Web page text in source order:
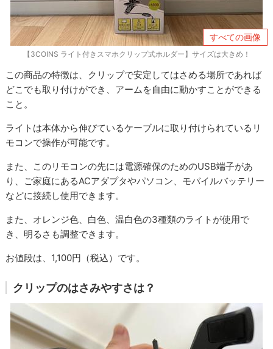
すべての画像
【3COINS ライト付きスマホクリップ式ホルダー】サイズは大きめ！
この商品の特徴は、クリップで安定してはさめる場所であれば
どこでも取り付けができ、アームを自由に動かすことができる
こと。
ライトは本体から伸びているケーブルに取り付けられているリ
モコンで操作が可能です。
また、このリモコンの先には電源確保のためのUSB端子があ
り、ご家庭にあるACアダプタやパソコン、モバイルバッテリー
などに接続し使用できます。
また、オレンジ色、白色、温白色の3種類のライトが使用で
き、明るさも調整できます。
お値段は、1,100円（税込）です。
クリップのはさみやすさは？